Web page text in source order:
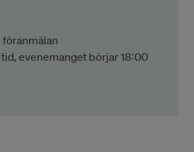
föranmälan
evenemanget börjar 18:00